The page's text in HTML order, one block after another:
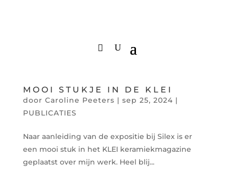
MOOI STUKJE IN DE KLEI
door Caroline Peeters | sep 25, 2024 |
PUBLICATIES
Naar aanleiding van de expositie bij Silex is er
een mooi stuk in het KLEI keramiekmagazine
geplaatst over mijn werk. Heel blij...